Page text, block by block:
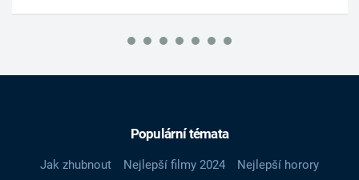
Populární témata
Jak zhubnout Nejlepší filmy 2024
Nejlepší horory